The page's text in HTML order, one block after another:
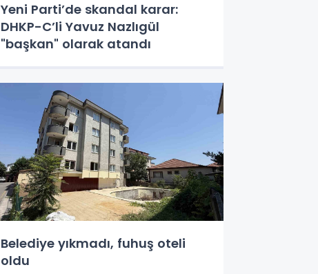
Yeni Parti’de skandal karar:
DHKP-C’li Yavuz Nazlıgül
"başkan" olarak atandı
Belediye yıkmadı, fuhuş oteli
oldu